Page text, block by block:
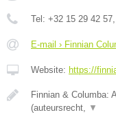
Tel: +32 15 29 42 57
E-mail › Finnian
Website: https://
Finnian & Columba:
(auteursrecht,
▼